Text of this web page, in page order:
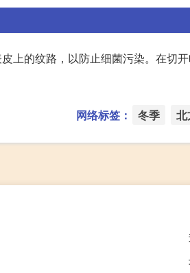
上的纹路，以防止细菌污染。在切
网络标签： 冬季 北